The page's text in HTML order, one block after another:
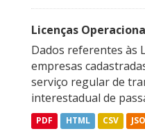
Licenças
Dados referentes às
empresas
serviço regular de
interestadual de
PDF HTML CSV